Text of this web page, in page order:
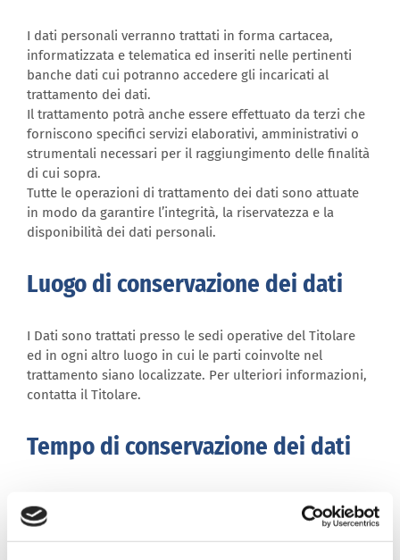
I dati personali verranno trattati in forma cartacea,
informatizzata e telematica ed inseriti nelle pertinenti
banche dati cui potranno accedere gli incaricati al
trattamento dei dati.
Il trattamento potrà anche essere effettuato da terzi che
forniscono specifici servizi elaborativi, amministrativi o
strumentali necessari per il raggiungimento delle finalità
di cui sopra.
Tutte le operazioni di trattamento dei dati sono attuate
in modo da garantire l’integrità, la riservatezza e la
disponibilità dei dati personali.
Luogo di conservazione dei dati
I Dati sono trattati presso le sedi operative del Titolare
ed in ogni altro luogo in cui le parti coinvolte nel
trattamento siano localizzate. Per ulteriori informazioni,
contatta il Titolare.
Tempo di conservazione dei dati
rapporto contrattuale.